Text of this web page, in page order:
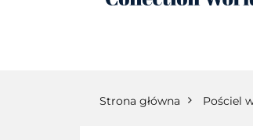
Strona główna Pościel